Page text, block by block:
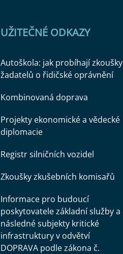
UŽITEČNÉ ODKAZY
Autoškola: jak probíhají zkoušky
žadatelů o řidičské oprávnění
Kombinovaná doprava
Projekty ekonomické a vědecké
diplomacie
Registr silničních vozidel
Zkoušky zkušebních komisařů
Informace pro budoucí
poskytovatele základní služby a
následné subjekty kritické
infrastruktury v odvětví
DOPRAVA podle zákona č.